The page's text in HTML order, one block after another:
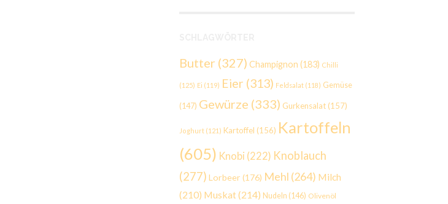
Butter (327) Champignon (183) Chilli
(125) Ei (119) Eier (313) Feldsalat (118) Gemüse
(147) Gewürze (333) Gurkensalat (157)
Joghurt (121) Kartoffel (156) Kartoffeln
(605) Knobi (222) Knoblauch
(277) Lorbeer (176) Mehl (264) Milch
(210) Muskat (214) Nudeln (146) Olivenöl